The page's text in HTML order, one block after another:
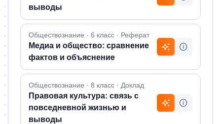
выводы
Обществознание · 6 класс · Реферат
Медиа и общество: сравнение
фактов и объяснение
Обществознание · 8 класс · Доклад
Правовая культура: связь с
повседневной жизнью и
выводы